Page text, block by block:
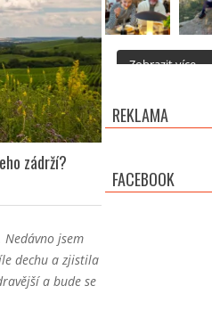
zádrží?
jsem
dechu a zjistila
a bude se
Zobrazit více...
REKLAMA
FACEBOOK